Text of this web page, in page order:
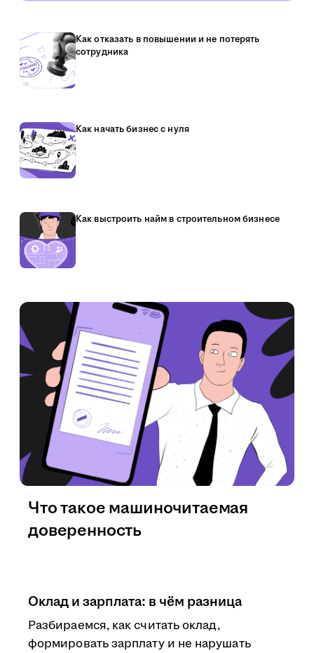
Как отказать в повышении и не потерять
сотрудника
Как начать бизнес с нуля
Как выстроить найм в строительном бизнесе
Оклад и зарплата: в чём разница
Разбираемся, как считать оклад,
формировать зарплату и не нарушать
Что такое машиночитаемая
доверенность